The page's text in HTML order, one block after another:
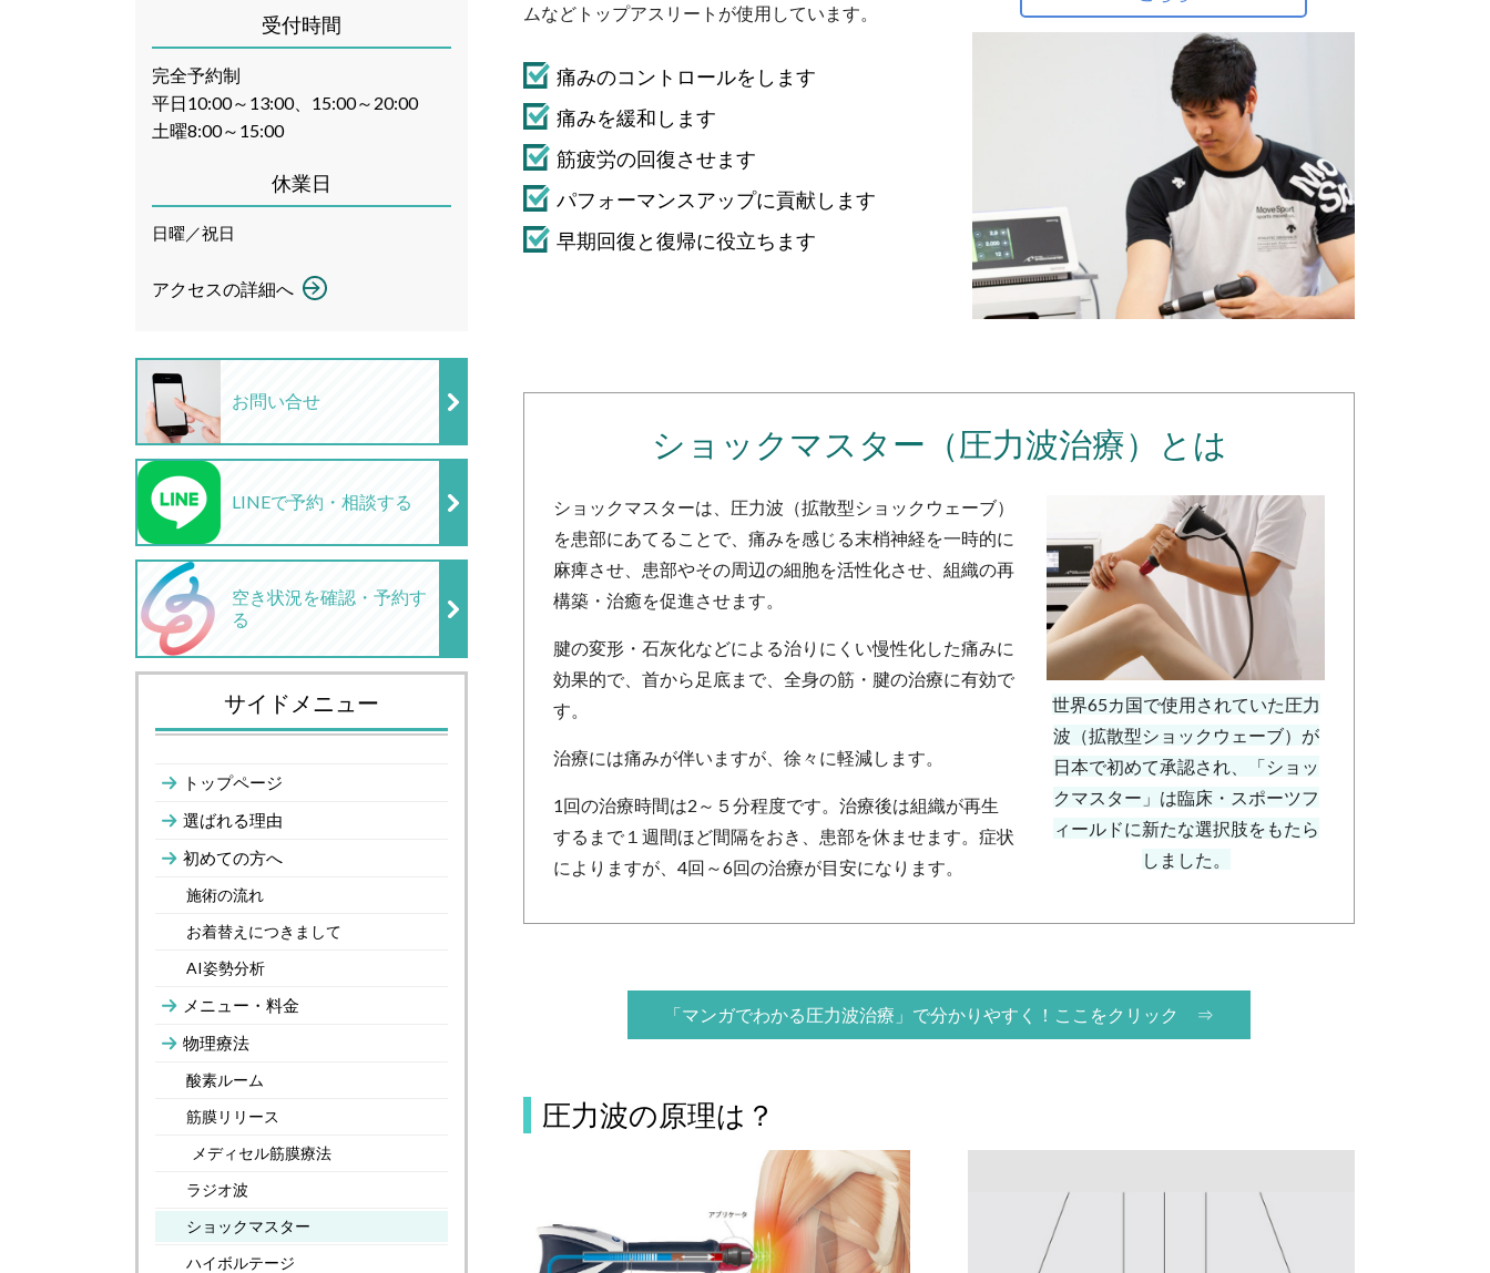
ムなどトップアスリートが使用しています。
痛みのコントロールをします
痛みを緩和します
筋疲労の回復させます
パフォーマンスアップに貢献します
早期回復と復帰に役立ちます
ショックマスター（圧力波治療）とは
世界65カ国で使用されていた圧力
波（拡散型ショックウェーブ）が
日本で初めて承認され、「ショッ
クマスター」は臨床・スポーツフ
ィールドに新たな選択肢をもたら
しました。
ショックマスターは、圧力波（拡散型ショックウェーブ）
を患部にあてることで、痛みを感じる末梢神経を一時的に
麻痺させ、患部やその周辺の細胞を活性化させ、組織の再
構築・治癒を促進させます。
腱の変形・石灰化などによる治りにくい慢性化した痛みに
効果的で、首から足底まで、全身の筋・腱の治療に有効で
す。
治療には痛みが伴いますが、徐々に軽減します。
1回の治療時間は2～５分程度です。治療後は組織が再生
するまで１週間ほど間隔をおき、患部を休ませます。症状
によりますが、4回～6回の治療が目安になります。
「マンガでわかる圧力波治療」で分かりやすく！ここをクリック ⇒
圧力波の原理は？
受付時間
完全予約制
平日10:00～13:00、15:00～20:00
土曜8:00～15:00
休業日
日曜／祝日
アクセスの詳細へ
お問い合せ
LINEで予約・相談する
空き状況を確認・予約す
る
サイドメニュー
トップページ
選ばれる理由
初めての方へ
施術の流れ
お着替えにつきまして
AI姿勢分析
メニュー・料金
物理療法
酸素ルーム
筋膜リリース
メディセル筋膜療法
ラジオ波
ショックマスター
ハイボルテージ